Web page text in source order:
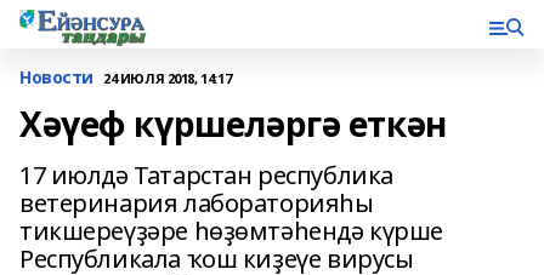
Новости 24 ИЮЛЯ 2018, 14:17
Хәүеф күршеләргә еткән
17 июлдә Татарстан республика
ветеринария лабораторияһы
тикшереүҙәре һөҙөмтәһендә күрше
Республикала ҡош киҙеүе вирусы